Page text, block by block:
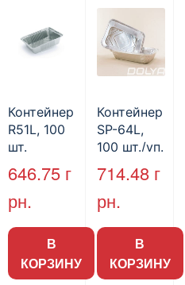
Контейнер
R51L, 100
шт.
646.75 г
рн.
В
КОРЗИНУ
Контейнер
SP-64L,
100 шт./уп.
714.48 г
рн.
В
КОРЗИНУ